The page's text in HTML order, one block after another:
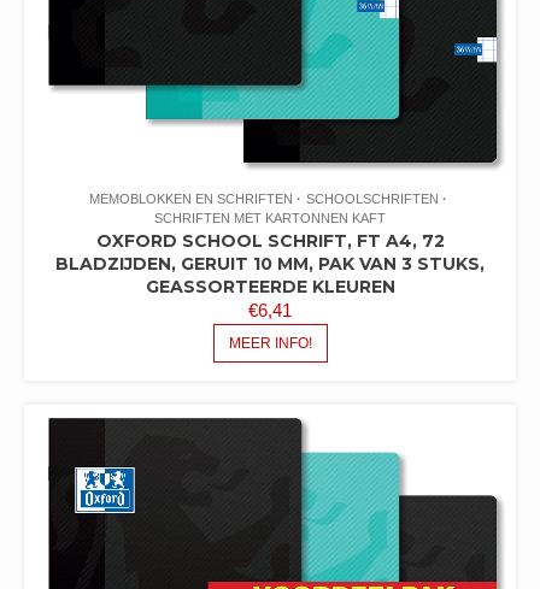
MEMOBLOKKEN EN SCHRIFTEN
SCHOOLSCHRIFTEN
SCHRIFTEN MET KARTONNEN KAFT
OXFORD SCHOOL SCHRIFT, FT A4, 72
BLADZIJDEN, GERUIT 10 MM, PAK VAN 3 STUKS,
GEASSORTEERDE KLEUREN
€6,41
MEER INFO!